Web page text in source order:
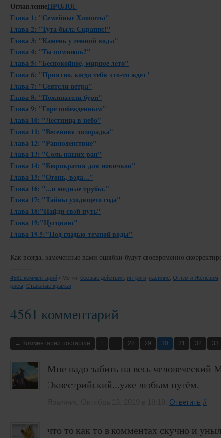
ОглавлениеПРОЛОГ
Глава 1: "Семейные Хлопоты"
Глава 2: "Тута была Скраппс!"
Глава 3: "Камень у темной воды"
Глава 4: "Ты помнишь?"
Глава 5: "Беспокойное, мирное лето"
Глава 6: "Приятно, когда тебя кто-то ждет"
Глава 7: "Сеятели ветра"
Глава 8: "Пожинатели бури"
Глава 9: "Горе побежденным"
Глава 10: "Лестница в небо"
Глава 11: "Весенняя лихорадка"
Глава 12: "Равноденствие"
Глава 13: "Соль наших ран"
Глава 14: "Бюрократия для новичков"
Глава 15: "Огонь, вода..."
Глава 16: "...и медные трубы."
Глава 17: "Тайны уходящего года"
Глава 18:"Найди свой путь"
Глава 19:"Цугцванг"
Глава 19.5:"Под гладью темной воды"
Как всегда, замеченные вами ошибки будут своевременно
4561 комментарий • Метки: боевые действия интриги насилие Огнем и Железом
расы Стальные крылья
4561 комментарий
← Комментарии постарше 1 28 29 30 31 32 33
Мне надо забить на весь человеческий
Эквестрийский...уже любым путём.
Ответить #
что то как то в комментах скучно и